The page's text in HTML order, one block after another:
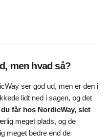
men hvad så?
ser god ud, men er den i
lidt ned i sagen, og det
får hos NordicWay, slet
meget plads, og de
meget bedre end de